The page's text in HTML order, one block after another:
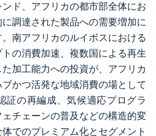
ド、アフリカの都市部全体にお
調達された製品への需要増加に
南アフリカのルイボスにおける
の消費加速、複数国による再生
加工能力への投資が、アフリカ
かつ活発な地域消費の場として
証の再編成、気候適応プログラ
チェーンの普及などの構造的変
でのプレミアム化とセグメント